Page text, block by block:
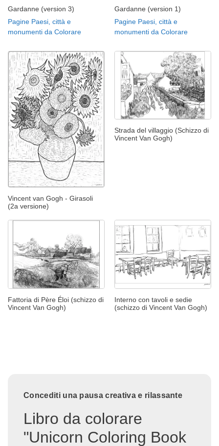
Gardanne (version 3)
Pagine Paesi, città e
monumenti da Colorare
Gardanne (version 1)
Pagine Paesi, città e
monumenti da Colorare
Vincent van Gogh - Girasoli
(2a versione)
Strada del villaggio (Schizzo di
Vincent Van Gogh)
Fattoria di Père Éloi (schizzo di
Vincent Van Gogh)
Interno con tavoli e sedie
(schizzo di Vincent Van Gogh)
Concediti una pausa creativa e rilassante
Libro da colorare
"Unicorn Coloring Book